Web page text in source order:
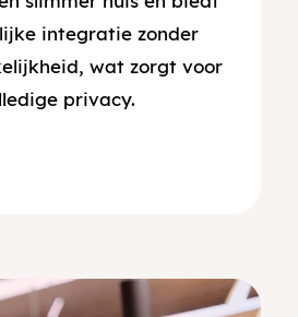
integratie zonder
wat zorgt voor
privacy.